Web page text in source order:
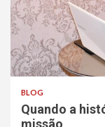
BLOG
Quando a
missão